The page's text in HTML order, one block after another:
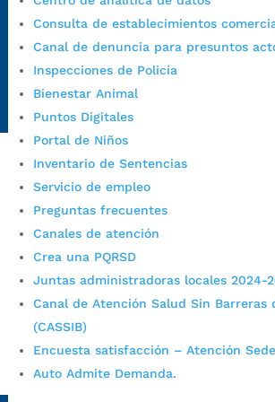
Consulta de establecimientos
Canal de denuncia para presuntos
Inspecciones de Policía
Bienestar Animal
Puntos Digitales
Portal de Niños
Inventario de Sentencias
Servicio de empleo
Preguntas frecuentes
Canales de atención
Crea una PQRSD
Juntas administradoras locales 2024-
Canal de Atención Salud Sin Barreras
(CASSIB)
Encuesta satisfacción – Atención
Auto Admite Demanda.
Canal de denuncia para presuntos actos de
https://canaldenuncia.bucaramanga.gov.co/
Emergencia:https://
Radique aquí su queja disciplinaria:
https://www.bucaramanga.gov.co/gobierno-
1/secretarias/oficina-de-control-interno-
Alcaldía de Bucaramanga
Alcaldía de Bucaramanga
PrensaBucaramanga